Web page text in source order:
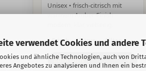
verwendet Cookies und andere
und ähnliche Technologien, auch von
Angebotes zu analysieren und Ihnen ein
Unisex • frisch-citrisch mit
warmem Amber-Finish –
Frisch Citrus Alltag
Zum Duft →